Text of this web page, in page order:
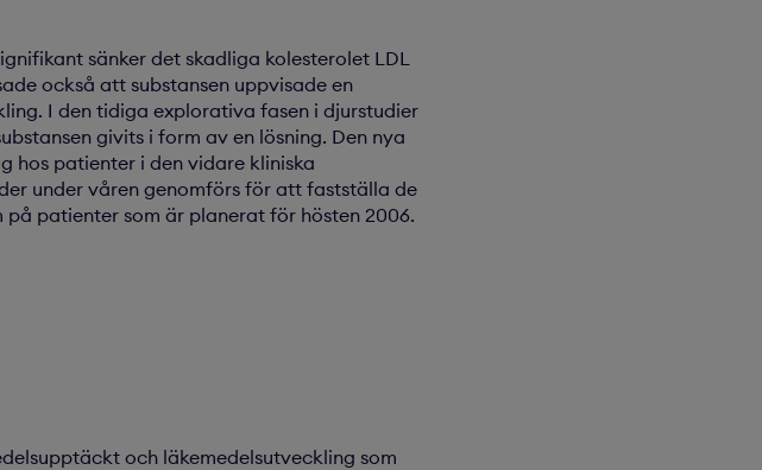
sänker det skadliga kolesterolet LDL
också att substansen uppvisade en
I den tidiga explorativa fasen i djurstudier
givits i form av en lösning. Den nya
hos patienter i den vidare kliniska
under våren genomförs för att fastställa de
patienter som är planerat för hösten 2006.
och läkemedelsutveckling som